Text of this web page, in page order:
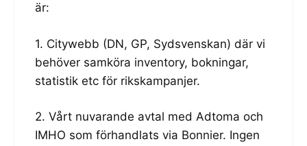
är:
1. Citywebb (DN, GP, Sydsvenskan) där vi
behöver samköra inventory, bokningar,
statistik etc för rikskampanjer.
2. Vårt nuvarande avtal med Adtoma och
IMHO som förhandlats via Bonnier. Ingen